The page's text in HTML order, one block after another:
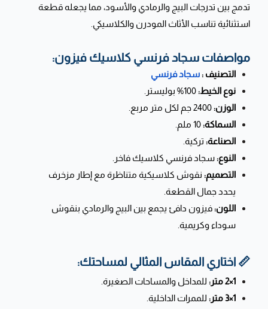
تدمج بين تدرجات البيج والرمادي والأسود، مما يجعله قطعة
استثنائية تناسب الأثاث المودرن والكلاسيكي.
مواصفات سجاد فرنسي كلاسيك فيزون:
التصنيف :سجاد فرنسي
نوع الخيط:
الوزن:
السماكة:
الصناعة: تركية.
النوع:سجاد فرنسي كلاسيك فاخر.
التصميم: نقوش كلاسيكية متناظرة مع إطار مزخرف
يحدد جمال القطعة.
اللون:فيزون دافئ يجمع بين البيج والرمادي بنقوش
سوداء وكريمية.
📏 اختاري المقاس المثالي لمساحتك:
1×2 متر:
للمداخل والمساحات الصغيرة.
1×3 متر:
للممرات الداخلية.